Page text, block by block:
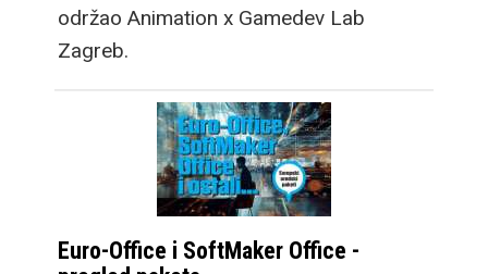
održao Animation x Gamedev Lab
Zagreb.
Euro-Office i SoftMaker Office -